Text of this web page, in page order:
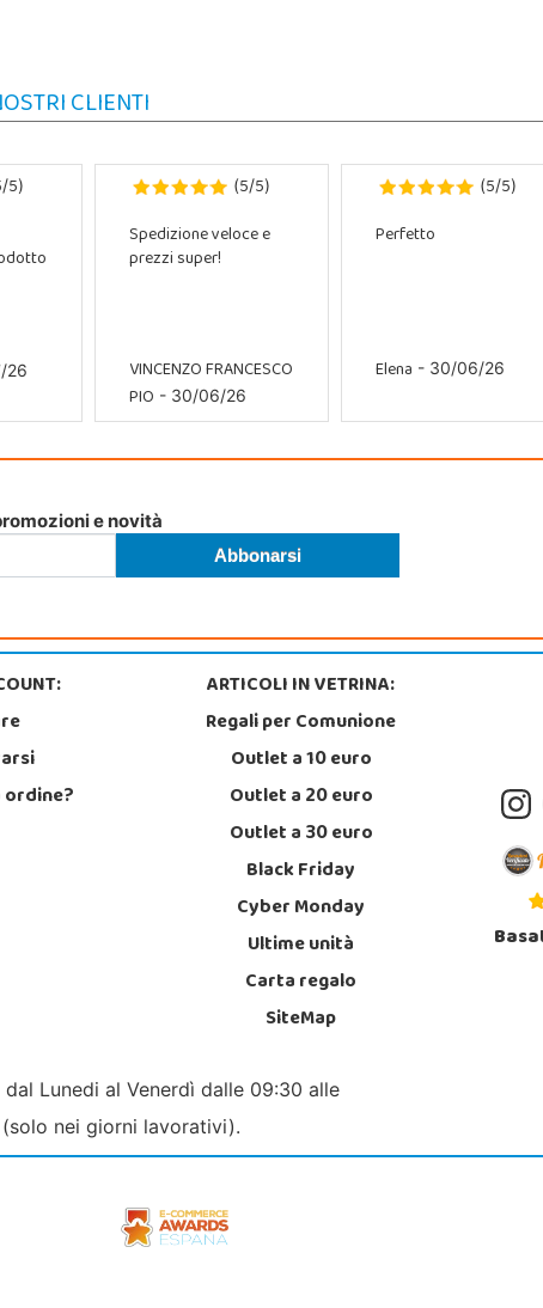
CLIENTI
/5)
26
(5/5)
Spedizione veloce e
prezzi super!
VINCENZO FRANCESCO
PIO - 30/06/26
(5/5)
Perfetto
Elena - 30/06/26
e novità
ordine?
ARTICOLI IN VETRINA:
Regali per Comunione
Outlet a 10 euro
Outlet a 20 euro
Outlet a 30 euro
Black Friday
Cyber Monday
Ultime unità
Carta regalo
SiteMap
Lunedi al Venerdì dalle 09:30 alle
nei giorni lavorativi).